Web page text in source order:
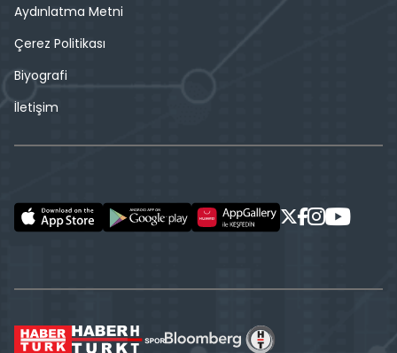
Aydınlatma Metni
Çerez Politikası
Biyografi
İletişim